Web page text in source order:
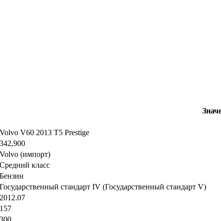
Volvo V60 2013 T5 Prestige
342,900
Volvo (импорт)
Средний класс
Бензин
Государственный стандарт IV (Государственный стандарт V)
2012.07
157
300